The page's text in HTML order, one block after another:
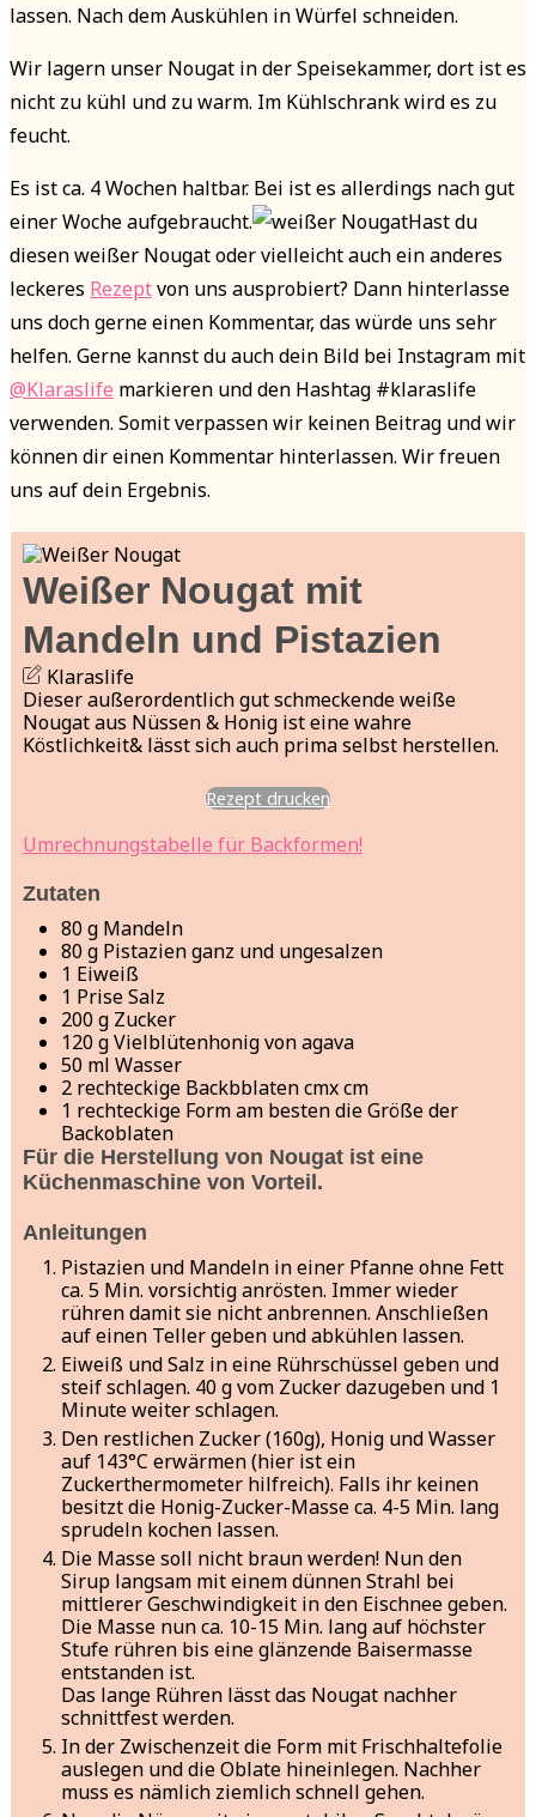
lassen. Nach dem Auskühlen in Würfel schneiden.
Wir lagern unser Nougat in der Speisekammer, dort ist es
nicht zu kühl und zu warm. Im Kühlschrank wird es zu
feucht.
Es ist ca. 4 Wochen haltbar. Bei ist es allerdings nach gut
einer Woche aufgebraucht.
Hast du
diesen weißer Nougat oder vielleicht auch ein anderes
leckeres Rezeptvon uns ausprobiert? Dann hinterlasse
uns doch gerne einen Kommentar, das würde uns sehr
helfen. Gerne kannst du auch dein Bild bei Instagram mit
@Klaraslife markieren und den Hashtag #klaraslife
verwenden. Somit verpassen wir keinen Beitrag und wir
können dir einen Kommentar hinterlassen. Wir freuen
uns auf dein Ergebnis.
Weißer Nougat mit
Mandeln und Pistazien
Klaraslife
Dieser außerordentlich gut schmeckende weiße
Nougat aus Nüssen & Honig ist eine wahre
Köstlichkeit& lässt sich auch prima selbst herstellen.
Rezept drucken
Umrechnungstabelle für Backformen!
Zutaten
80g Mandeln
80g Pistazienganz und ungesalzen
1 Eiweiß
1 Prise Salz
200g Zucker
120gVielblütenhonig von agava
50 ml Wasser
2 rechteckige Backbblatencmx cm
1 rechteckige Formam besten die Größe der
Backoblaten
Für die Herstellung von Nougat ist eine
Küchenmaschine von Vorteil.
Anleitungen
Pistazien und Mandeln in einer Pfanne ohne Fett
ca. 5 Min. vorsichtig anrösten. Immer wieder
rühren damit sie nicht anbrennen. Anschließen
auf einen Teller geben und abkühlen lassen.
Eiweiß und Salz in eine Rührschüssel geben und
steif schlagen. 40 g vom Zucker dazugeben und 1
Minute weiter schlagen.
Den restlichen Zucker (160g), Honig und Wasser
auf 143°C erwärmen (hier ist ein
Zuckerthermometer hilfreich). Falls ihr keinen
besitzt die Honig-Zucker-Masse ca. 4-5 Min. lang
sprudeln kochen lassen.
Die Masse soll nicht braun werden! Nun den
Sirup langsam mit einem dünnen Strahl bei
mittlerer Geschwindigkeit in den Eischnee geben.
Die Masse nun ca. 10-15 Min. lang auf höchster
Stufe rühren bis eine glänzende Baisermasse
entstanden ist.
Das lange Rühren lässt das Nougat nachher
schnittfest werden.
In der Zwischenzeit die Form mit Frischhaltefolie
auslegen und die Oblate hineinlegen. Nachher
muss es nämlich ziemlich schnell gehen.